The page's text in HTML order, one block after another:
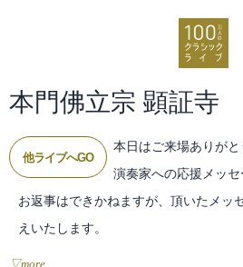
本門佛立宗 顕証寺
他ライブへGO
本日はご来場ありがと
演奏家への応援メッセ
お返事はできかねますが、頂いたメッ
えいたします。
▽more